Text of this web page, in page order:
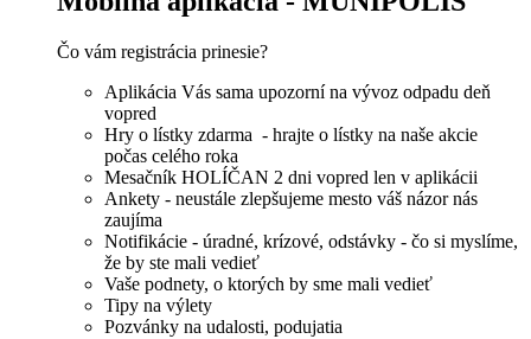
Čo vám registrácia prinesie?
Aplikácia Vás sama upozorní na vývoz odpadu deň
vopred
Hry o lístky zdarma - hrajte o lístky na naše akcie
počas celého roka
Mesačník HOLÍČAN 2 dni vopred len v aplikácii
Ankety - neustále zlepšujeme mesto váš názor nás
zaujíma
Notifikácie - úradné, krízové, odstávky - čo si myslíme,
že by ste mali vedieť
Vaše podnety, o ktorých by sme mali vedieť
Tipy na výlety
Pozvánky na udalosti, podujatia